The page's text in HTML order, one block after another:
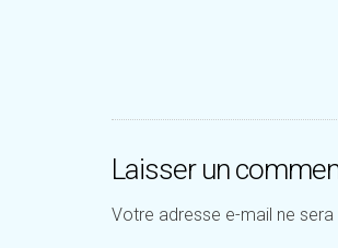
Laisser un
Votre adresse e-mail ne sera